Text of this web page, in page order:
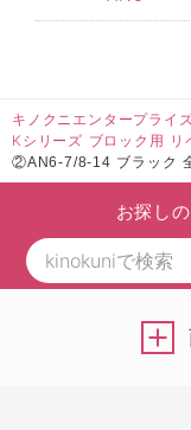
キノクニエンタープライ
Kシリーズ ブロック用 リ
②AN6-7/8-14 ブラック
お探し